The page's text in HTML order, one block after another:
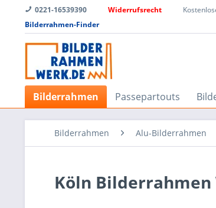
0221-16539390 Widerrufsrecht
Bilderrahmen-Finder
Bilderrahmen Passepartouts
Bilderrahmen Alu-Bilderrahmen
Köln